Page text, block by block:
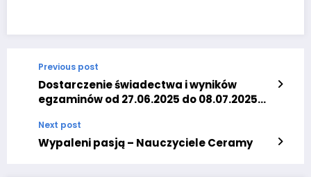
Previous post
Dostarczenie świadectwa i wyników
egzaminów od 27.06.2025 do 08.07.2025
Next post
Wypaleni pasją – Nauczyciele Ceramy